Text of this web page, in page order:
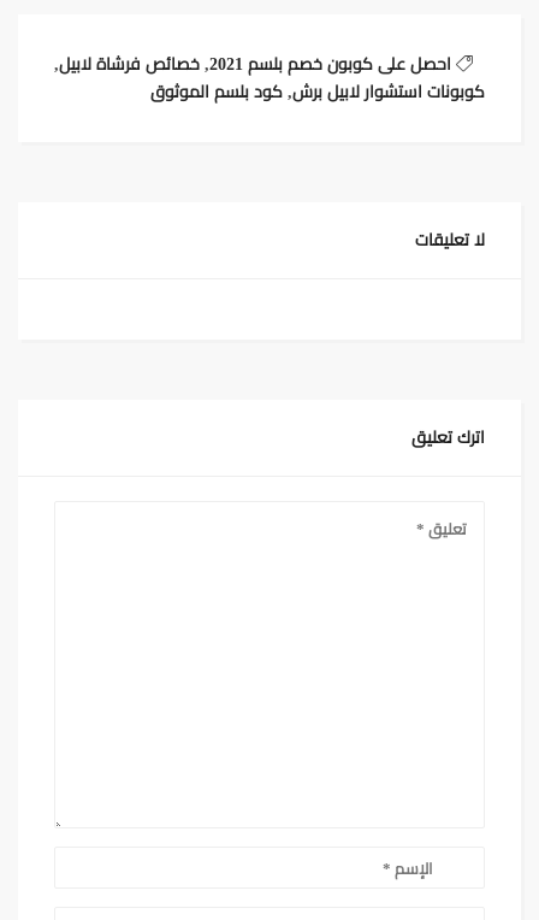
احصل على كوبون خصم بلسم 2021 ,خصائص فرشاة لابيل,
كوبونات استشوار لابيل برش,كود بلسم الموثوق
لا تعليقات
اترك تعليق